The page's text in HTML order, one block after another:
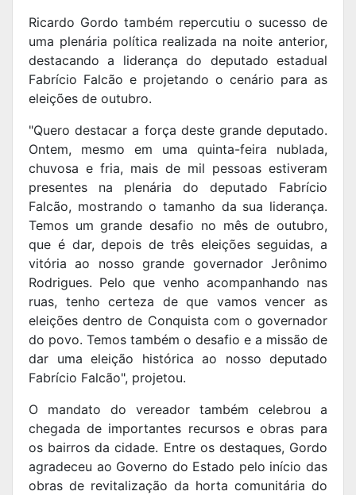
Ricardo Gordo também repercutiu o sucesso de
uma plenária política realizada na noite anterior,
destacando a liderança do deputado estadual
Fabrício Falcão e projetando o cenário para as
eleições de outubro.
"Quero destacar a força deste grande deputado.
Ontem, mesmo em uma quinta-feira nublada,
chuvosa e fria, mais de mil pessoas estiveram
presentes na plenária do deputado Fabrício
Falcão, mostrando o tamanho da sua liderança.
Temos um grande desafio no mês de outubro,
que é dar, depois de três eleições seguidas, a
vitória ao nosso grande governador Jerônimo
Rodrigues. Pelo que venho acompanhando nas
ruas, tenho certeza de que vamos vencer as
eleições dentro de Conquista com o governador
do povo. Temos também o desafio e a missão de
dar uma eleição histórica ao nosso deputado
Fabrício Falcão", projetou.
O mandato do vereador também celebrou a
chegada de importantes recursos e obras para
os bairros da cidade. Entre os destaques, Gordo
agradeceu ao Governo do Estado pelo início das
obras de revitalização da horta comunitária do